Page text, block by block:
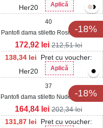
Her20
Aplică
-18%
40
Pantofi dama stiletto Rosii din Piele
Ecologica Intoarsa Anahia
138,34 lei
Pret cu voucher:
Her20
Aplică
172,92 lei 212,51lei
-18%
37
Pantofi dama stiletto Nude din Piele
Ecologica Lacuita Fynley
131,87 lei
Pret cu voucher:
164,84 lei 202,34lei